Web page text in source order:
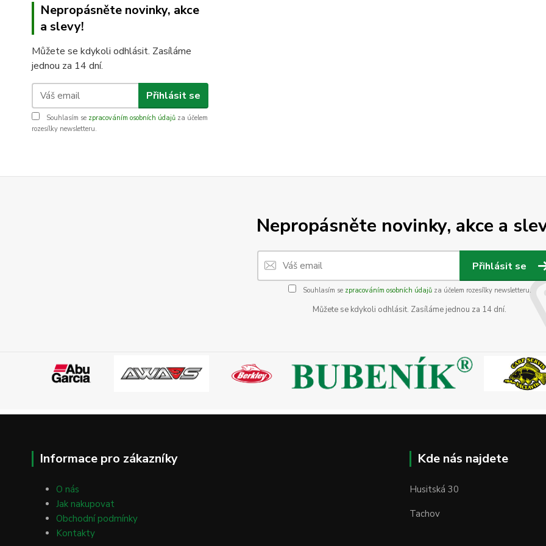
Nepropásněte novinky, akce
a slevy!
Můžete se kdykoli odhlásit. Zasíláme
jednou za 14 dní.
Přihlásit se
Souhlasím se zpracováním osobních údajů za účelem
rozesílky newsletteru.
Nepropásněte novinky, akce a
Přihlásit se
Souhlasím se zpracováním osobních údajůza účelem rozesílky newsletteru.
Můžete se kdykoli odhlásit. Zasíláme jednou za 14 dní.
Informace pro zákazníky
O nás
Jak nakupovat
Obchodní podmínky
Kontakty
Kde nás najdete
Husitská 30
Tachov